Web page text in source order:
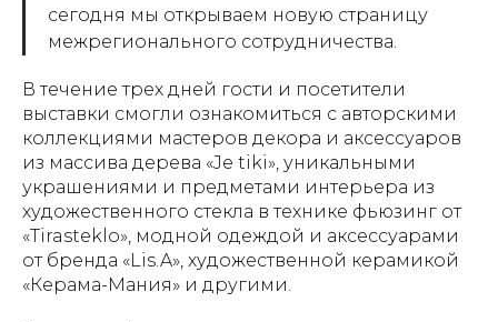
сегодня мы открываем новую страницу
межрегионального сотрудничества.
В течение трех дней гости и посетители
выставки смогли ознакомиться с авторскими
коллекциями мастеров декора и аксессуаров
из массива дерева «Je tiki», уникальными
украшениями и предметами интерьера из
художественного стекла в технике фьюзинг от
«Tirasteklo», модной одеждой и аксессуарами
от бренда «Lis.A», художественной керамикой
«Керама-Мания» и другими.